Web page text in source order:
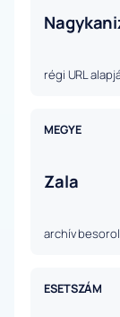
régi URL
MEGYE
Zala
archív
ESETSZÁM